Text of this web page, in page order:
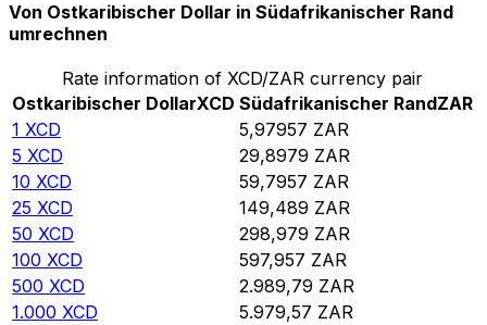
Von Ostkaribischer Dollar in Südafrikanischer Rand
umrechnen
Rate information of XCD/ZAR currency pair
Ostkaribischer DollarXCD Südafrikanischer RandZAR
1 XCD 5,97957 ZAR
5 XCD 29,8979 ZAR
10 XCD 59,7957 ZAR
25 XCD 149,489 ZAR
50 XCD 298,979 ZAR
100 XCD 597,957 ZAR
500 XCD 2.989,79 ZAR
1.000 XCD 5.979,57 ZAR